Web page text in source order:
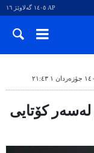
AP ١٤٠٥ گەلاوێژ ١٦
لەسەر کۆتایی